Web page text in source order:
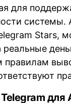
для
системы.
Stars,
правилам
для